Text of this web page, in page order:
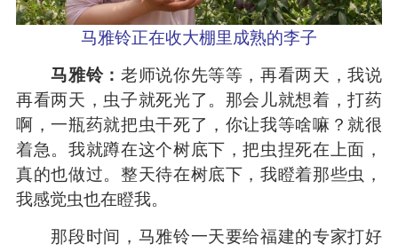
马雅铃正在收大棚里成熟的李子
马雅铃： 老师说你先等等，再看两天，我说
再看两天，虫子就死光了。那会儿就想着，打药
啊，一瓶药就把虫干死了，你让我等啥嘛？就很
着急。我就蹲在这个树底下，把虫捏死在上面，
真的也做过。整天待在树底下，我瞪着那些虫，
我感觉虫也在瞪我。
那段时间，马雅铃一天要给福建的专家打好